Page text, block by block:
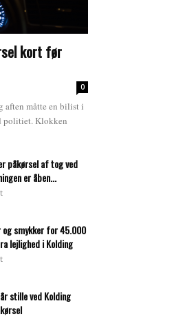
kort før
0
aften måtte en bilist i
politiet. Klokken
påkørsel af tog ved
er åben...
og smykker for 45.000
lejlighed i Kolding
stille ved Kolding